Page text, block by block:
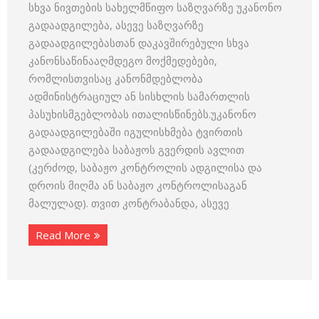
სხვა ნივთების სახელმწიფო საზღვარზე უკანონო
გადაადგილება, ასევე საზღვარზე
გადაადგილებასთან დაკავშირებული სხვა
კანონსაწინააღმდეგო მოქმედებები,
რომლისთვისაც კანონმდებლობა
ადმინისტრაციულ ან სისხლის სამართლის
პასუხისმგებლობას ითალისწინებს.უკანონო
გადაადგილებაში იგულისხმება ტვირთის
გადაადგილება საბაჟოს გვერდის ავლით
(კერძოდ, საბაჟო კონტროლის ადგილისა და
დროის მიღმა ან საბაჟო კონტროლისაგან
მალულად). თვით კონტრაბანდა, ასევე
Read More